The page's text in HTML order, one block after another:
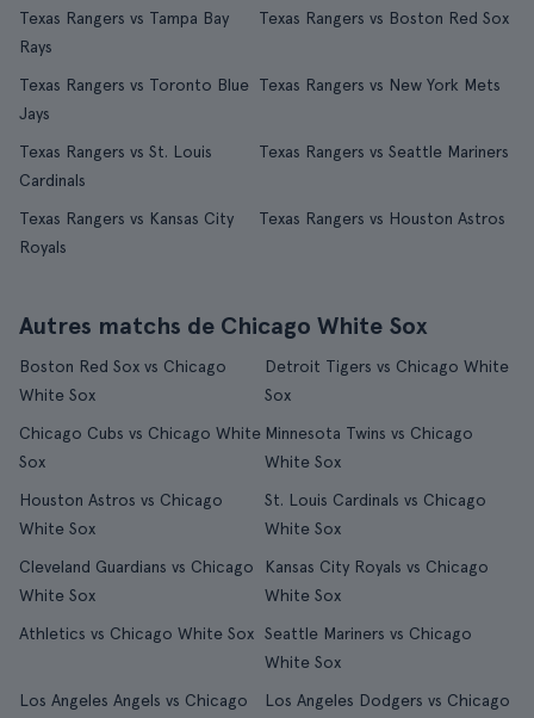
Texas Rangers vs Tampa Bay
Rays
Texas Rangers vs Boston Red Sox
Texas Rangers vs Toronto Blue
Jays
Texas Rangers vs New York Mets
Texas Rangers vs St. Louis
Cardinals
Texas Rangers vs Seattle Mariners
Texas Rangers vs Kansas City
Royals
Texas Rangers vs Houston Astros
Autres matchs de Chicago White Sox
Boston Red Sox vs Chicago
White Sox
Detroit Tigers vs Chicago White
Sox
Chicago Cubs vs Chicago White
Sox
Minnesota Twins vs Chicago
White Sox
Houston Astros vs Chicago
White Sox
St. Louis Cardinals vs Chicago
White Sox
Cleveland Guardians vs Chicago
White Sox
Kansas City Royals vs Chicago
White Sox
Athletics vs Chicago White Sox Seattle Mariners vs Chicago
White Sox
Los Angeles Angels vs Chicago
Los Angeles Dodgers vs Chicago